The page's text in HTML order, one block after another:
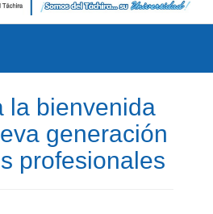
la bienvenida
generación
profesionales